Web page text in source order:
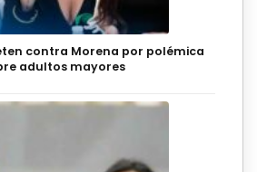
contra Morena por polémica
adultos mayores